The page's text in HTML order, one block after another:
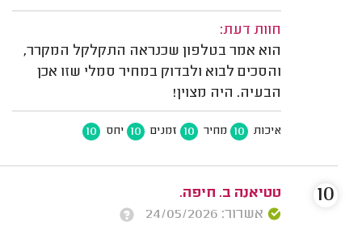
חוות דעת:
הוא אמר בטלפון שכנראה התקלקל המקרר,
והסכים לבוא ולבדוק במחיר סמלי שזו אכן
הבעיה. היה מצוין!
איכות 10 מחיר 10 זמנים 10 יחס 10
טטיאנה ב. חיפה.
אשרור: 24/05/2026
10